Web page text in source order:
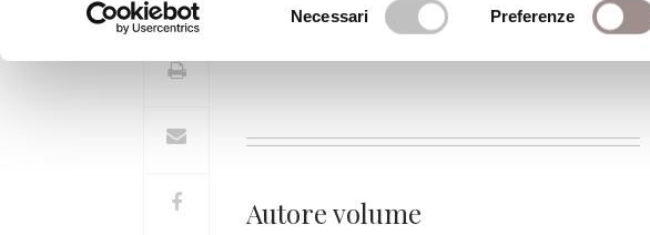
Necessari Preferenze
Autore volume